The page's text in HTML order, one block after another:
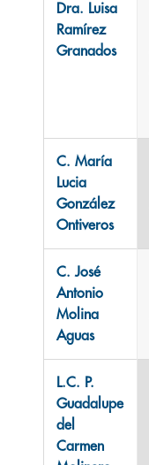
Dra. Luisa
Ramírez
Granados
C. María
Lucia
González
Ontiveros
C. José
Antonio
Molina
Aguas
L.C. P.
Guadalupe
del
Carmen